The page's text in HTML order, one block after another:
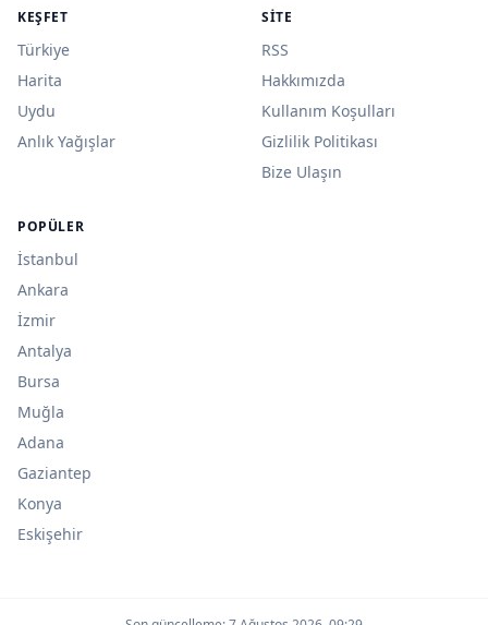
KEŞFET
Türkiye
Harita
Uydu
Anlık Yağışlar
SITE
RSS
Hakkımızda
Kullanım Koşulları
Gizlilik Politikası
Bize Ulaşın
POPÜLER
İstanbul
Ankara
İzmir
Antalya
Bursa
Muğla
Adana
Gaziantep
Konya
Eskişehir